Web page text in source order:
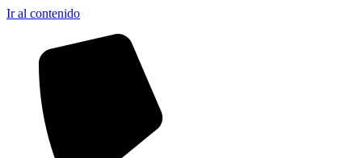
Ir al contenido